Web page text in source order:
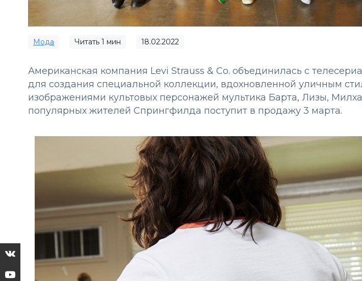
Мода Читать 1 мин 18.02.2022
Американская компания Levi Strauss & Co. объединилась с
для создания специальной коллекции, вдохновленной уличным
изображениями культовых персонажей мультика Барта, Лизы,
популярных жителей Спрингфилда поступит в продажу 3 марта.